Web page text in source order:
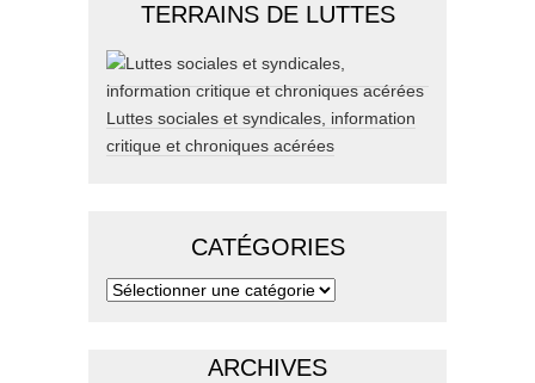
TERRAINS DE LUTTES
Luttes sociales et syndicales, information
critique et chroniques acérées
CATÉGORIES
ARCHIVES